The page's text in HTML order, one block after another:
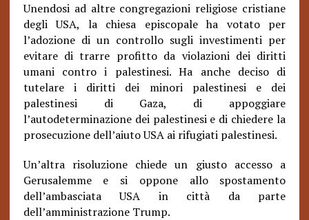
Unendosi ad altre congregazioni religiose cristiane
degli USA, la chiesa episcopale ha votato per
l’adozione di un controllo sugli investimenti per
evitare di trarre profitto da violazioni dei diritti
umani contro i palestinesi. Ha anche deciso di
tutelare i diritti dei minori palestinesi e dei
palestinesi di Gaza, di appoggiare
l’autodeterminazione dei palestinesi e di chiedere la
prosecuzione dell’aiuto USA ai rifugiati palestinesi.
Un’altra risoluzione chiede un giusto accesso a
Gerusalemme e si oppone allo spostamento
dell’ambasciata USA in città da parte
dell’amministrazione Trump.